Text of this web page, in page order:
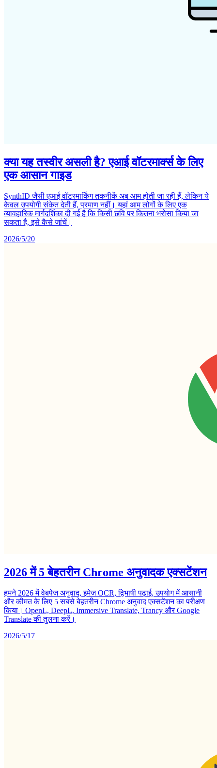
क्या यह तस्वीर असली है? एआई वॉटरमार्क्स के लिए
एक आसान गाइड
SynthID जैसी एआई वॉटरमार्किंग तकनीकें अब आम होती जा रही हैं, लेकिन ये
केवल उपयोगी संकेत देती हैं, प्रमाण नहीं। यहां आम लोगों के लिए एक
व्यावहारिक मार्गदर्शिका दी गई है कि किसी छवि पर कितना भरोसा किया जा
सकता है, इसे कैसे जांचें।
2026/5/20
2026 में 5 बेहतरीन Chrome अनुवादक एक्सटेंशन
हमने 2026 में वेबपेज अनुवाद, इमेज OCR, द्विभाषी पढ़ाई, उपयोग में आसानी
और कीमत के लिए 5 सबसे बेहतरीन Chrome अनुवाद एक्सटेंशन का परीक्षण
किया। OpenL, DeepL, Immersive Translate, Trancy और Google
Translate की तुलना करें।
2026/5/17